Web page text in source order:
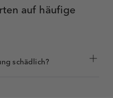
auf häufige
schädlich?